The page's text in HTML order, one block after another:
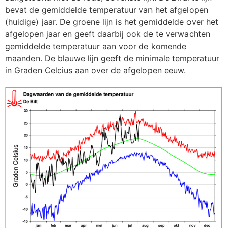
bevat de gemiddelde temperatuur van het afgelopen
(huidige) jaar. De groene lijn is het gemiddelde over het
afgelopen jaar en geeft daarbij ook de te verwachten
gemiddelde temperatuur aan voor de komende
maanden. De blauwe lijn geeft de minimale temperatuur
in Graden Celcius aan over de afgelopen eeuw.